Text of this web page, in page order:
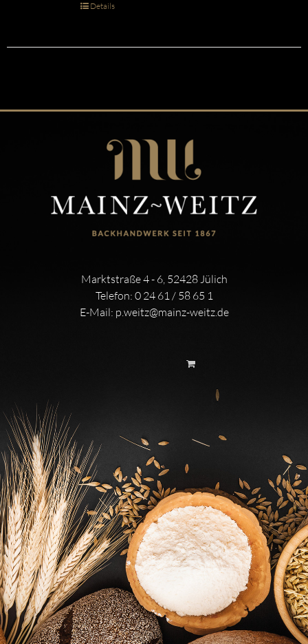
Details
Marktstraße 4 - 6, 52428 Jülich
Telefon: 0 24 61 / 58 65 1
E-Mail: p.weitz@mainz-weitz.de